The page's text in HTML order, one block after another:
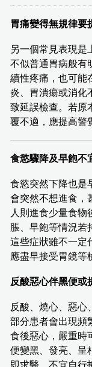
胃痛變得無規律要
另一個常見表現是
不似普通胃病般有
續性疼痛，也可能
炎、胃潰瘍或消化
致延誤檢查。若原
覆不適，應提高警
食慾驟降及早飽不
食慾突然下降也是
會突然不想進食，
人則進食少量食物
脹、早飽等情況若
這些症狀雖不一定
應盡早接受胃鏡等
反酸惡心伴黑便或
反酸、燒心、惡心
部分患者會出現頻
食後惡心，嚴重時
便變黑、發亮、呈